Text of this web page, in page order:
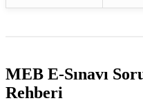
MEB E-Sınavı
Rehberi